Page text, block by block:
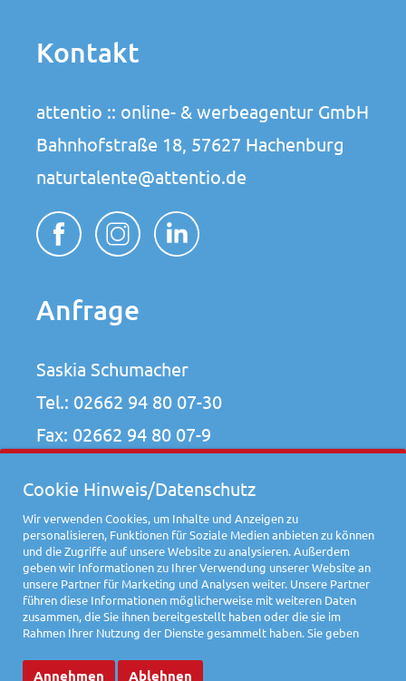
Kontakt
attentio :: online- & werbeagentur GmbH
Bahnhofstraße 18, 57627 Hachenburg
naturtalente@attentio.de
Anfrage
Saskia Schumacher
Tel.: 02662 94 80 07-30
Fax: 02662 94 80 07-9
Impressum Datenschutz
Konzept & Umsetzung by attentio
Cookie Hinweis/Datenschutz
Wir verwenden Cookies, um Inhalte und Anzeigen zu
personalisieren, Funktionen für Soziale Medien anbieten zu können
und die Zugriffe auf unsere Website zu analysieren. Außerdem
geben wir Informationen zu Ihrer Verwendung unserer Website an
unsere Partner für Marketing und Analysen weiter. Unsere Partner
führen diese Informationen möglicherweise mit weiteren Daten
zusammen, die Sie ihnen bereitgestellt haben oder die sie im
Rahmen Ihrer Nutzung der Dienste gesammelt haben. Sie geben
nutzen.
Annehmen Ablehnen